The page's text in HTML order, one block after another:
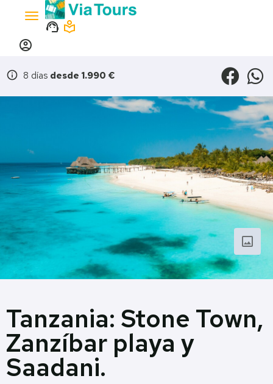
Toggle
navigation
support_agent local_library
account_circle
info 8 días desde 1.990 €
photo
Tanzania: Stone Town,
Zanzíbar playa y
Saadani.